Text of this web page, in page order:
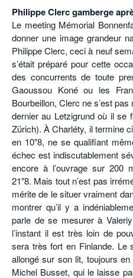
Philippe Clerc gamberge
Le meeting Mémorial
donner une image grandeur
Philippe Clerc, ceci à neuf
s’était préparé pour cette
des concurrents de toute
Gaoussou Koné ou les
Bourbeillon, Clerc ne s’est
dernier au Letzigrund où il se
Zürich). À Charléty, il termine
en 10″8, ne se qualifiant
échec est indiscutablement
encore à l’ouvrage sur 200
21″8. Mais tout n’est pas
mérite de le situer vraiment
montrer qu’il y a
parle de se mesurer à
l’instant il est très loin de
sera très fort en Finlande. Le
allongé sur son lit, toujours
Michel Busset, qui le laisse